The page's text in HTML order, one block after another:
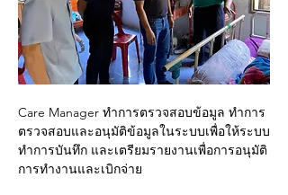
Care Manager ทำการตรวจสอบข้อมูล ทำการ
ตรวจสอบและอนุมัติข้อมูลในระบบเพื่อให้ระบบ
ทำการบันทึก และเตรียมรายงานเพื่อการอนุมัติ
การทำงานและเบิกจ่าย